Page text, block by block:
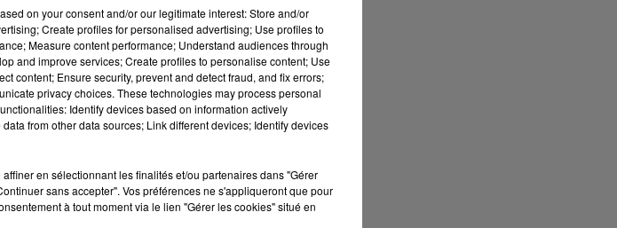
nombre de mesures
de l’Eurométropole
Parmi elles, l’extinction de
on your consent and/or our legitimate interest: Store and/or
Create profiles for personalised advertising; Use profiles to
Measure content performance; Understand audiences through
and improve services; Create profiles to personalise content; Use
content; Ensure security, prevent and detect fraud, and fix errors;
privacy choices. These technologies may process personal
Identify devices based on information actively
from other data sources; Link different devices; Identify devices
en sélectionnant les finalités et/ou partenaires dans "Gérer
sans accepter". Vos préférences ne s'appliqueront que pour
à tout moment via le lien "Gérer les cookies" situé en